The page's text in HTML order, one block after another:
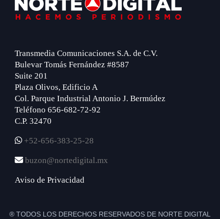
Transmedia Comunicaciones S.A. de C.V.
Bulevar Tomás Fernández #8587
Suite 201
Plaza Olivos, Edificio A
Col. Parque Industrial Antonio J. Bermúdez
Teléfono 656-682-72-92
C.P. 32470
+52-656-383-25-28
buzon@nortedigital.mx
Aviso de Privacidad
® TODOS LOS DERECHOS RESERVADOS DE NORTE DIGITAL